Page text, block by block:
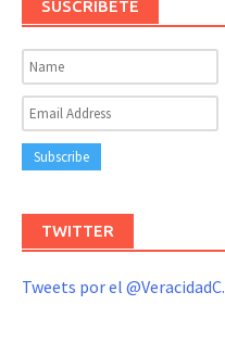
SUSCRIBETE
TWITTER
Tweets por el @VeracidadC.